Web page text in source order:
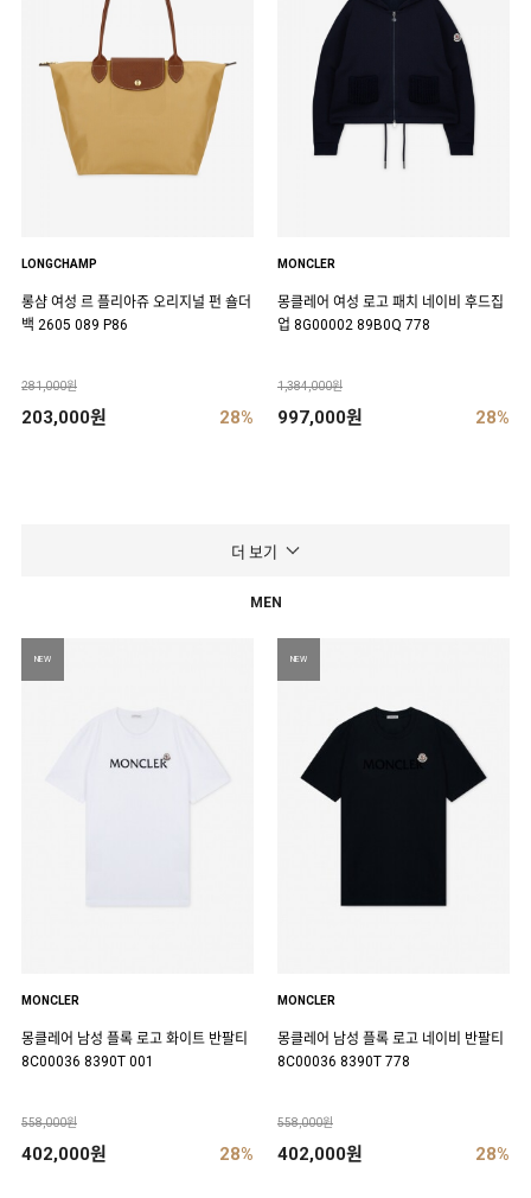
LONGCHAMP
롱샴 여성 르 플리아쥬 오리지널 펀 숄더
백 2605 089 P86
281,000원
203,000원 28%
MONCLER
몽클레어 여성 로고 패치 네이비 후드집
업 8G00002 89B0Q 778
1,384,000원
997,000원 28%
더 보기
MEN
NEW
MONCLER
몽클레어 남성 플록 로고 화이트 반팔티
8C00036 8390T 001
558,000원
402,000원 28%
NEW
MONCLER
몽클레어 남성 플록 로고 네이비 반팔티
8C00036 8390T 778
558,000원
402,000원 28%